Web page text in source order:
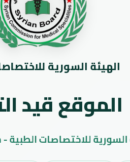
الهيئة السورية
الموقع قيد
السورية للاختصاصات الطبية